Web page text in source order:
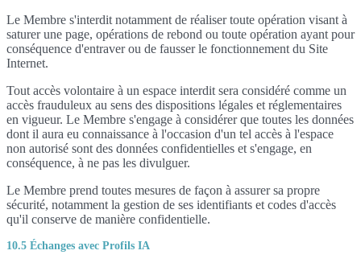
Le Membre s'interdit notamment de réaliser toute opération visant à
saturer une page, opérations de rebond ou toute opération ayant pour
conséquence d'entraver ou de fausser le fonctionnement du Site
Internet.
Tout accès volontaire à un espace interdit sera considéré comme un
accès frauduleux au sens des dispositions légales et réglementaires
en vigueur. Le Membre s'engage à considérer que toutes les données
dont il aura eu connaissance à l'occasion d'un tel accès à l'espace
non autorisé sont des données confidentielles et s'engage, en
conséquence, à ne pas les divulguer.
Le Membre prend toutes mesures de façon à assurer sa propre
sécurité, notamment la gestion de ses identifiants et codes d'accès
qu'il conserve de manière confidentielle.
10.5 Échanges avec Profils IA